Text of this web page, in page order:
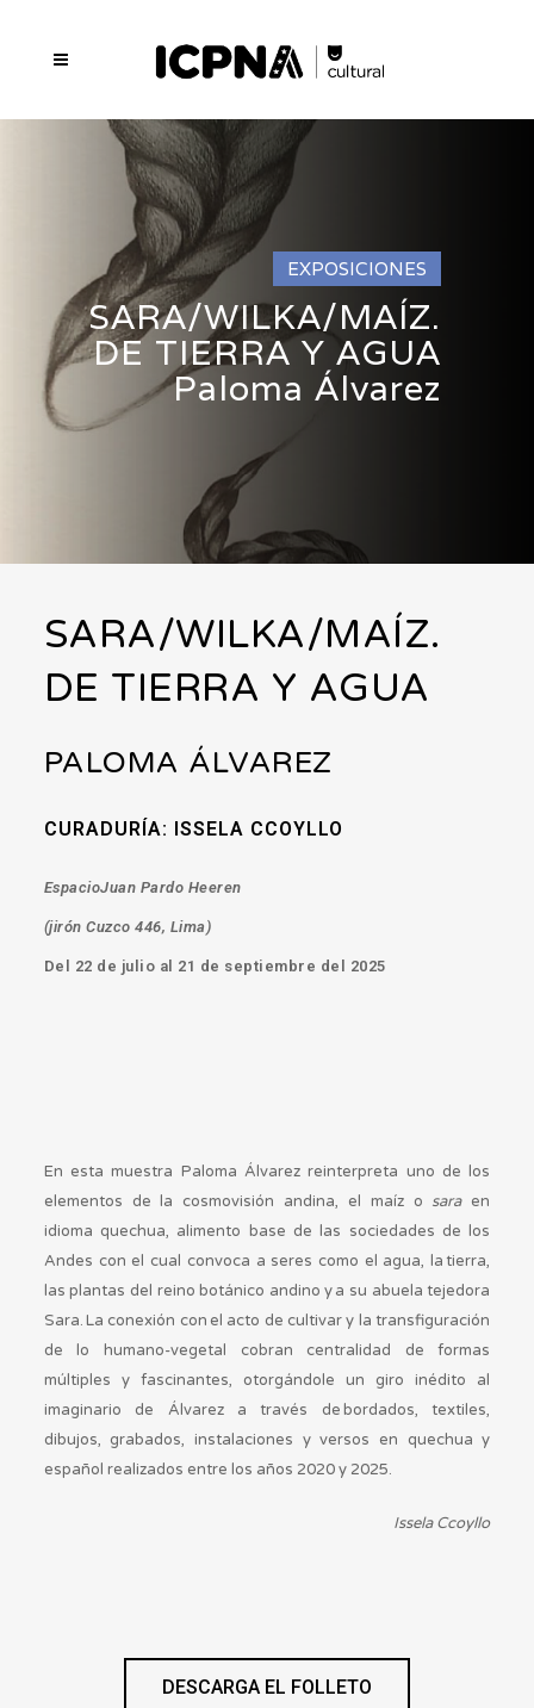
EXPOSICIONES
SARA/WILKA/MAÍZ.
DE TIERRA Y AGUA
Paloma Álvarez
SARA/WILKA/MAÍZ.
DE TIERRA Y AGUA
PALOMA ÁLVAREZ
CURADURÍA: ISSELA CCOYLLO
EspacioJuan Pardo Heeren
(jirón Cuzco 446, Lima)
Del 22 de julio al 21 de septiembre del 2025
En esta muestra Paloma Álvarezreinterpreta uno de los
elementos de la cosmovisión andina, el maíz o sara en
idioma quechua, alimento base de las sociedades de los
Andes con el cual convoca a seres como el agua, latierra,
las plantas del reino botánico andino ya su abuela tejedora
Sara.La conexión con el acto de cultivar y la transfiguración
de lo humano-vegetal cobran centralidad de formas
múltiples y fascinantes, otorgándole un giro inédito al
imaginario de Álvarez a través de bordados, textiles,
dibujos, grabados, instalaciones y versos en quechua y
español realizados entre los años 2020 y 2025.
Issela Ccoyllo
DESCARGA EL FOLLETO